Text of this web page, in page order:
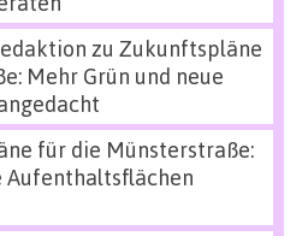
zu Zukunftspläne
Mehr Grün und neue
für die Münsterstraße:
Aufenthaltsflächen